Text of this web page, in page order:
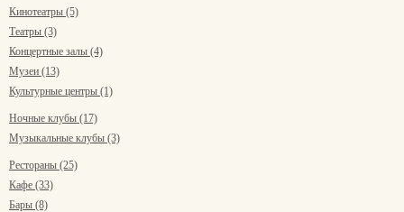
Кинотеатры (5)
Театры (3)
Концертные залы (4)
Музеи (13)
Культурные центры (1)
Ночные клубы (17)
Музыкальные клубы (3)
Рестораны (25)
Кафе (33)
Бары (8)